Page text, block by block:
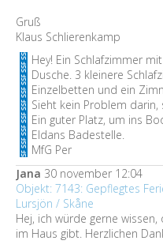
Gruß
Klaus Schlierenkamp
Hey! Ein Schlafzimmer
Dusche. 3 kleinere
Einzelbetten und ein
Sieht kein Problem
Ein guter Platz, um ins
Eldans Badestelle.
MfG Per
Jana 30 november 12:04
Objekt: 7143: Gepflegtes
Lursjön / Skåne
Hej, ich würde gerne
im Haus gibt. Herzlichen